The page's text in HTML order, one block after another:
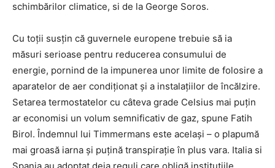
schimbărilor climatice, si de la George Soros.
Cu toții susțin că guvernele europene trebuie să ia
măsuri serioase pentru reducerea consumului de
energie, pornind de la impunerea unor limite de folosire a
aparatelor de aer condiționat și a instalațiilor de încălzire.
Setarea termostatelor cu câteva grade Celsius mai puțin
ar economisi un volum semnificativ de gaz, spune Fatih
Birol. Îndemnul lui Timmermans este același – o plapumă
mai groasă iarna și puțină transpirație în plus vara. Italia si